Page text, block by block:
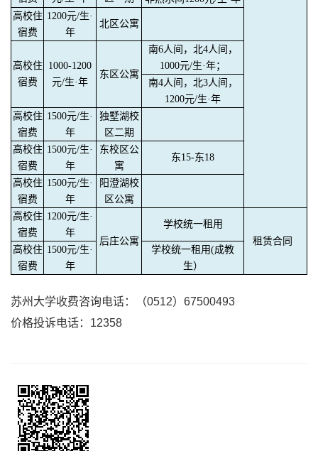
高校住
宿费
1200元/生·
年
北区公寓
高校住
宿费
1000-1200
元/生·年
东区公寓
南6人间，北4人间，
1000元/生·年；
南4人间，北3人间，
1200元/生·年
高校住
宿费
1500元/生·
年
独墅湖校
区二期
高校住
宿费
1500元/生·
年
东校区公
寓
东15-东18
高校住
宿费
1500元/生·
年
阳澄湖校
区公寓
高校住
宿费
1200元/生·
年
后庄公寓
学校统一租用
租赁合同
高校住
宿费
1500元/生·
年
学校统一租用(成教
生）
苏州大学收费咨询电话：（0512） 67500493
价格投诉电话： 12358